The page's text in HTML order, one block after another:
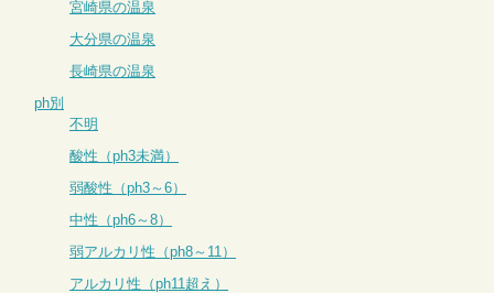
宮崎県の温泉
大分県の温泉
長崎県の温泉
ph別
不明
酸性（ph3未満）
弱酸性（ph3～6）
中性（ph6～8）
弱アルカリ性（ph8～11）
アルカリ性（ph11超え）